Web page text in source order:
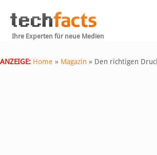
Ihre Experten für neue Medien
ANZEIGE: Home » Magazin » Den richtigen